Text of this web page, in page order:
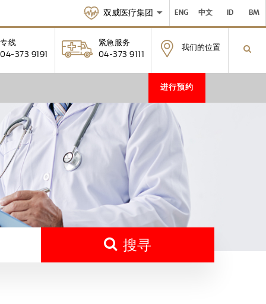
双威医疗集团 ENG 中文 ID BM
专线
04-373 9191
紧急服务
04-373 9111
我们的位置
进行预约
搜寻